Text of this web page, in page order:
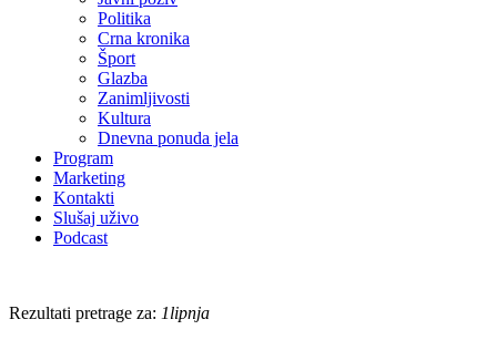
Politika
Crna kronika
Šport
Glazba
Zanimljivosti
Kultura
Dnevna ponuda jela
Program
Marketing
Kontakti
Slušaj uživo
Podcast
Rezultati pretrage za: 1lipnja